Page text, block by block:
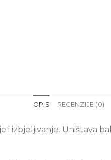
OPIS RECENZIJE (0)
i izbjeljivanje. Uništava